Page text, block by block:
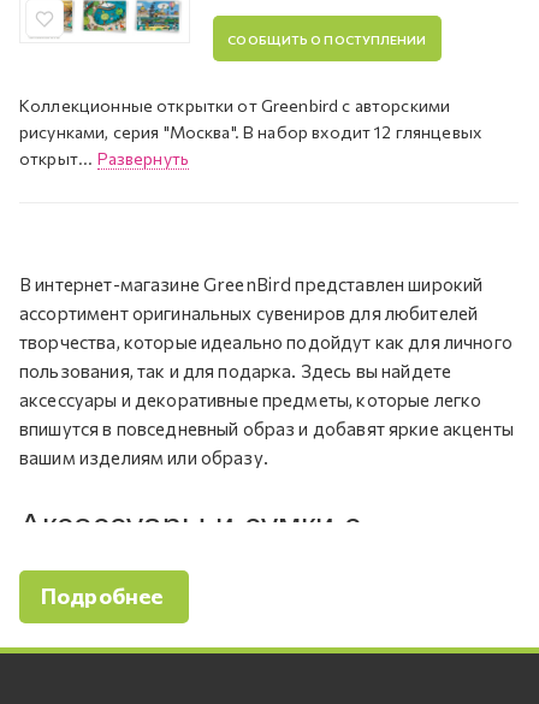
СООБЩИТЬ О ПОСТУПЛЕНИИ
Коллекционные открытки от Greenbird с авторскими
рисунками, серия "Москва". В набор входит 12 глянцевых
открыт... Развернуть
В интернет-магазине GreenBird представлен широкий
ассортимент оригинальных сувениров для любителей
творчества, которые идеально подойдут как для личного
пользования, так и для подарка. Здесь вы найдете
аксессуары и декоративные предметы, которые легко
впишутся в повседневный образ и добавят яркие акценты
вашим изделиям или образу.
Аксессуары и сумки с
уникальными принтами
Одним из популярных направлений нашего ассортимента
Подробнее